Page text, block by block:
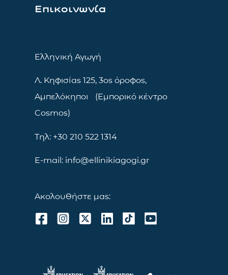
Επικοινωνία
Ελληνική Αγωγή
Λ. Κηφισίας 125, 3ος όροφος,
Αμπελόκηποι (Εμπορικό κέντρο
Cosmos)
Τηλ: +30 210 522 1314
E-mail: info@ellinikiagogi.gr
Ακολουθήστε μας: